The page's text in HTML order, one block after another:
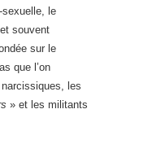
sexuelle, le
souvent
sur le
que l’on
les
» et les militants